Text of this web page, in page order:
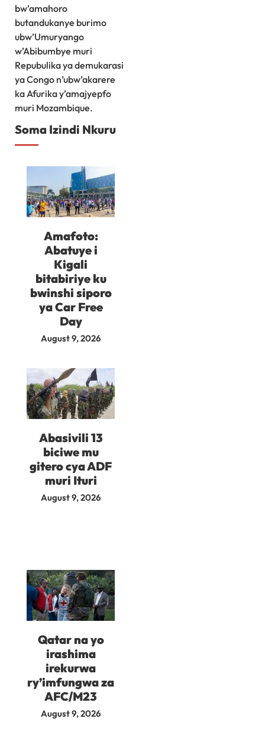
bw’amahoro
butandukanye burimo
ubw’Umuryango
w’Abibumbye muri
Repubulika ya demukarasi
ya Congo n’ubw’akarere
ka Afurika y’amajyepfo
muri Mozambique.
Soma Izindi Nkuru
Amafoto:
Abatuye i
Kigali
bitabiriye ku
bwinshi siporo
ya Car Free
Day
August 9, 2026
Abasivili 13
biciwe mu
gitero cya ADF
muri Ituri
August 9, 2026
Qatar na yo
irashima
irekurwa
ry’imfungwa za
AFC/M23
August 9, 2026